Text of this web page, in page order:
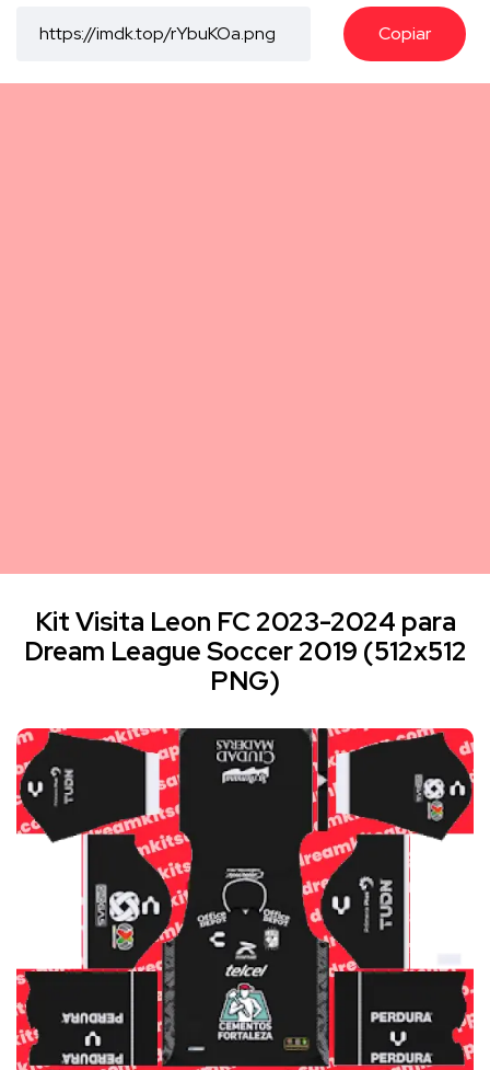
Copiar
Kit Visita Leon FC 2023-2024 para
Dream League Soccer 2019 (512x512
PNG)